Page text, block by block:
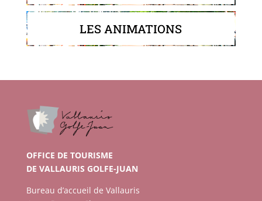
LES ANIMATIONS
OFFICE DE TOURISME
DE VALLAURIS GOLFE-JUAN
Bureau d’accueil de Vallauris